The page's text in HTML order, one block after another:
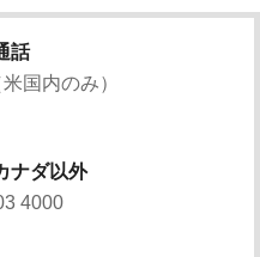
話
国内のみ）
ナダ以外
4000